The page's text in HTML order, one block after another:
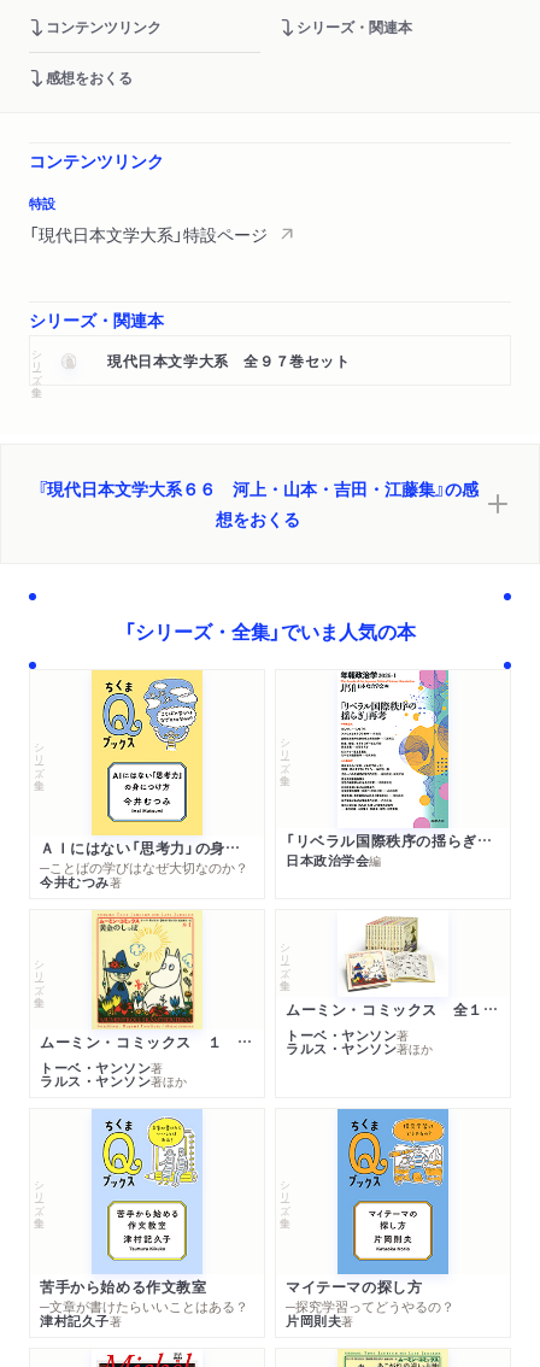
コンテンツリンク シリーズ・関連本
感想をおくる
コンテンツリンク
特設
「現代日本文学大系」特設ページ
シリーズ・関連本
シリーズ・全集 現代日本文学大系 全９７巻セット
『現代日本文学大系６６ 河上・山本・吉田・江藤集』の感
想をおくる
「シリーズ・全集」でいま人気の本
シリーズ・全集
ＡＩにはない「思考力」の身につけ方
─ことばの学びはなぜ大切なのか？
今井むつみ著
シリーズ・全集
「リベラル国際秩序の揺らぎ」再考 年報政治学２０２６‐Ⅰ
日本政治学会編
シリーズ・全集
ムーミン・コミックス １ 黄金のしっぽ
トーベ・ヤンソン著
ラルス・ヤンソン著ほか
シリーズ・全集
ムーミン・コミックス 全１４巻セット
トーベ・ヤンソン著
ラルス・ヤンソン著ほか
シリーズ・全集
苦手から始める作文教室
─文章が書けたらいいことはある？
津村記久子著
シリーズ・全集
マイテーマの探し方
─探究学習ってどうやるの？
片岡則夫著